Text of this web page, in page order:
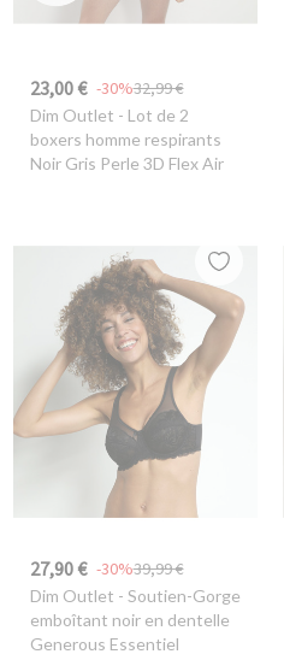
23,00 € 32,99 €
-30%
Dim Outlet - Lot de 2
boxers homme respirants
Noir Gris Perle 3D Flex Air
27,90 € 39,99 €
-30%
Dim Outlet - Soutien-Gorge
emboîtant noir en dentelle
Generous Essentiel